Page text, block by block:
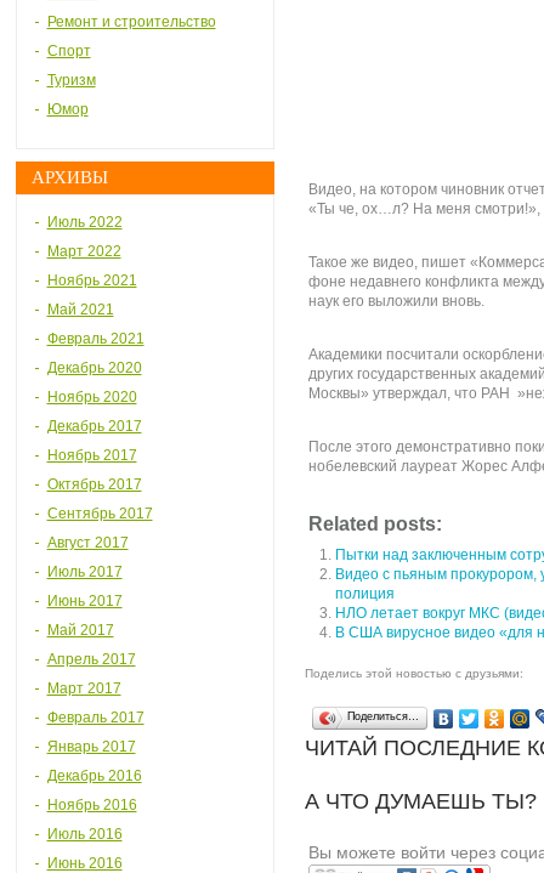
Ремонт и строительство
Спорт
Туризм
Юмор
АРХИВЫ
Июль 2022
Март 2022
Ноябрь 2021
Май 2021
Февраль 2021
Декабрь 2020
Ноябрь 2020
Декабрь 2017
Ноябрь 2017
Октябрь 2017
Сентябрь 2017
Август 2017
Июль 2017
Июнь 2017
Май 2017
Апрель 2017
Март 2017
Февраль 2017
Январь 2017
Декабрь 2016
Ноябрь 2016
Июль 2016
Июнь 2016
Видео, на котором чиновник
«Ты че, ох…л? На меня смотри!»,
Такое же видео, пишет
фоне недавнего конфликта
наук его выложили вновь.
Академики посчитали
других государственных
Москвы» утверждал, что РАН
После этого демонстративно
нобелевский лауреат Жорес
Related posts:
Пытки над заключенным
Видео с пьяным прокурором,
полиция
НЛО летает вокруг МКС
В США вирусное видео «для
Поделись этой новостью с друзьями:
Поделиться…
ЧИТАЙ ПОСЛЕДНИЕ
А ЧТО ДУМАЕШЬ
Вы можете войти через